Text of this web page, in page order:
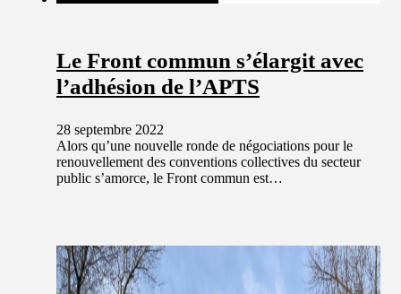
Le Front commun s’élargit avec
l’adhésion de l’APTS
28 septembre 2022
Alors qu’une nouvelle ronde de négociations pour le
renouvellement des conventions collectives du secteur
public s’amorce, le Front commun est…